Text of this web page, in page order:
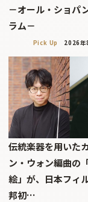
－オール・ショパ
ラム－
Pick Up 2026年
伝統楽器を用いた
ン・ウォン編曲の
絵」が、日本フィ
邦初…